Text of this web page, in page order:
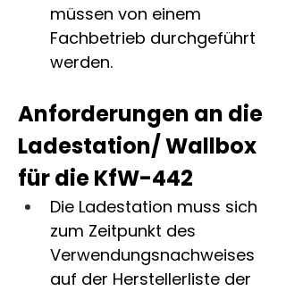
müssen von einem
Fachbetrieb durchgeführt
werden.
Anforderungen an die
Ladestation/ Wallbox
für die KfW-442
Die Ladestation muss sich
zum Zeitpunkt des
Verwendungsnachweises
auf der Herstellerliste der